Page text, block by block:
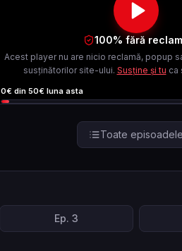
100% fără
Acest player nu are nicio reclamă, popup
susținătorilor site-ului. Susține și tu ca
0€ din 50€ luna asta
Toate episoadele
Ep. 3